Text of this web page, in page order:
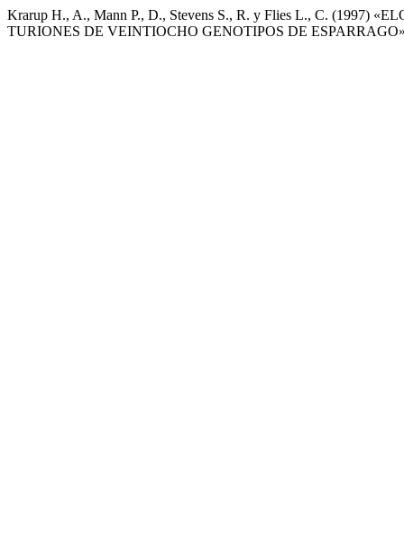
Krarup H., A., Mann P., D., Stevens S., R. y Flies L., C. (1997)
TURIONES DE VEINTIOCHO GENOTIPOS DE